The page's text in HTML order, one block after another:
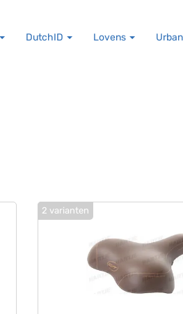
DutchID Lovens
2 varianten